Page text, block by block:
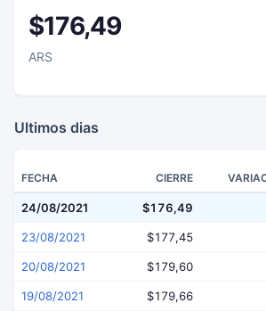
$176,49
ARS
Ultimos dias
FECHA CIERRE
24/08/2021 $176,49
23/08/2021 $177,45
20/08/2021 $179,60
19/08/2021 $179,66